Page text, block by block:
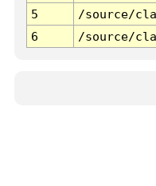
5
/source/
6
/source/